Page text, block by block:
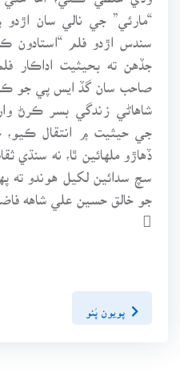
“مارئي” جي نالي سان
سندس اڙدو فلم “استادون
جڏهن ته بحيثيت اداڪار
صاحب سان گڏ ايس پي جو
شاهاڻي زندگي بسر ڪرڻ
جي حيثيت ۾ انتقال
ڏهاڙو ملهائين ٿا، نه سنڌي
سچ سدائين لکيل هوندو ته
جو خالق حسين علي شاهه
